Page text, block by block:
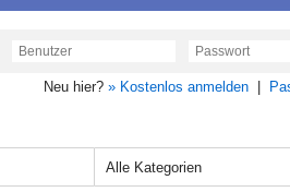
Neu hier? » Kostenlos anmelden
Alle Kategorien